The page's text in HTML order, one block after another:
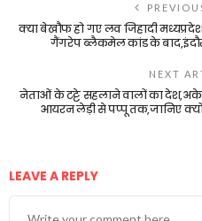
क्या बेखौफ हो गए लव जिहादी
गैंगरेप ब्लैकमेल कांड के
NEXT
नेताओं के टट्टे सहलाने वालों का
आयरन लेड़ी से पप्पू तक,जानिए
LEAVE A REPLY